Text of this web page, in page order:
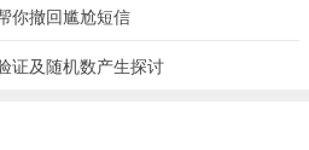
你撤回尴尬短信
证及随机数产生探讨